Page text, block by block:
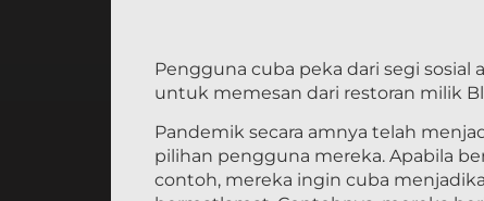
Pengguna cuba peka dari segi
untuk memesan dari restoran milik
Pandemik secara amnya telah
pilihan pengguna mereka. Apabila
contoh, mereka ingin cuba